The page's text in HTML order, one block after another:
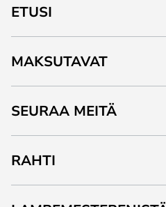
ETUSI
MAKSUTAVAT
SEURAA MEITÄ
RAHTI